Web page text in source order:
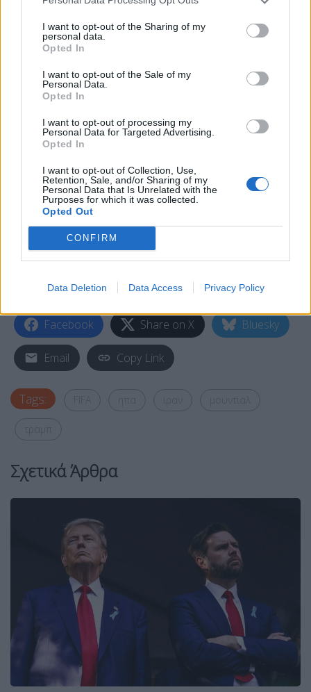
I want to opt-out of the Sharing of my
personal data.
Opted In
I want to opt-out of the Sale of my
Personal Data.
Opted In
I want to opt-out of processing my
Personal Data for Targeted Advertising.
Opted In
I want to opt-out of Collection, Use,
Retention, Sale, and/or Sharing of my
Personal Data that Is Unrelated with the
Purposes for which it was collected.
Opted Out
CONFIRM
Data Deletion Data Access Privacy Policy
«Είμαι ιταλικής καταγωγής και θα ήταν όνειρο να
δω τους Azzurri να συμμετέχουν σε ένα τουρνουά
που θα διεξαχθεί στις Ηνωμένες Πολιτείες»,
δήλωσε ο Ζαμπόλι, σύμφωνα με τους Financial
Times, ο οποίος τόνισε τους τέσσερις τίτλους
Παγκοσμίου Κυπέλλου της «σκουάντρα ατζούρα»
για να… αιτιολογήσει αυτήν την ιδέα.
Προς το παρόν, δεν υπάρχει επίσημη αντίδραση
από την FIFA ή την Ιταλική Ποδοσφαιρική
Ομοσπονδία, ενώ από την ιρανική πλευρά, ο
πρόεδρος της Ομοσπονδίας επανέλαβε ότι η
εθνική ομάδα προετοιμάζεται για τη διοργάνωση
κανονικά, με τον πρώτο αγώνα της να έχει
Νέας Ζηλανδίας.
Facebook Share on X Bluesky
Email Copy Link
Tags:
Σχετικά Άρθρα